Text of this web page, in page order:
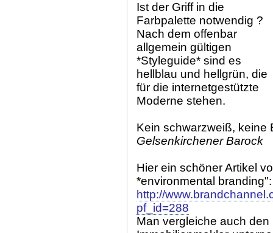
Ist der Griff in die
Farbpalette notwendig ?
Nach dem offenbar
allgemein gültigen
*Styleguide* sind es
hellblau und hellgrün, die
für die internetgestützte
Moderne stehen.
Kein schwarzweiß, keine
Gelsenkirchener Barock
Hier ein schöner Artikel
*environmental branding":
http://
pf_id=288
Man vergleiche auch